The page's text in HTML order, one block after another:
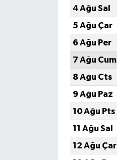
4 Ağu Sal
5 Ağu Çar
6 Ağu Per
7 Ağu Cum
8 Ağu Cts
9 Ağu Paz
10 Ağu Pts
11 Ağu Sal
12 Ağu Çar